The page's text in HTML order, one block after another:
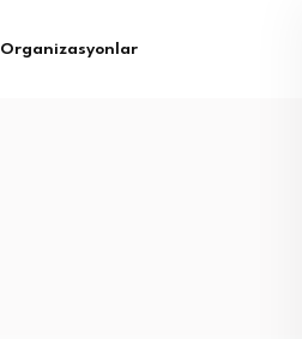
Organizasyonlar